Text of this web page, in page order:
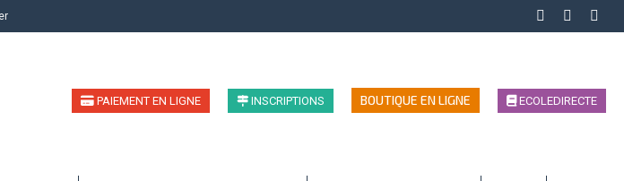
in
in
in
PAIEMENT EN LIGNE INSCRIPTIONS BOUTIQUE EN LIGNE ECOLEDIRECTE